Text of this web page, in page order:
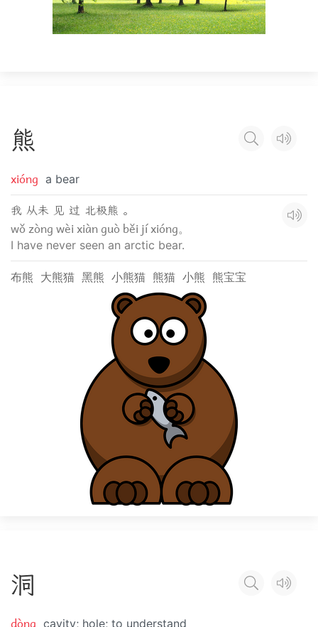
熊
xióng a bear
我 从未 见 过 北极熊 。
wǒ zòng wèi xiàn guò běi jí xióng。
I have never seen an arctic bear.
布熊 大熊猫 黑熊 小熊猫 熊猫 小熊 熊宝宝
洞
dòng cavity; hole; to understand